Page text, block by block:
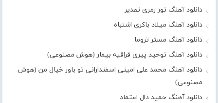
دانلود آهنگ تور زمری تقدیر
دانلود آهنگ میلاد باکری اشتباه
دانلود آهنگ مستر تروما
دانلود آهنگ توحید پیری قراقیه بیمار (هوش مصنوعی)
دانلود آهنگ محمد علی امینی اسفندارانی تو باور خیال من (هوش
مصنوعی)
دانلود آهنگ حمید دال اعتماد